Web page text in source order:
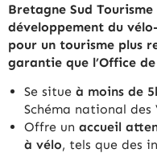
Bretagne Sud Tourisme
développement du
pour un tourisme plus
garantie que l’Office
Se situe à moins de
Schéma national des
Offre un accueil
à vélo, tels que des